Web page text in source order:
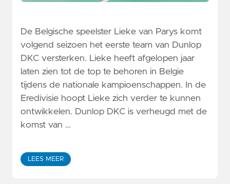
De Belgische speelster Lieke van Parys komt
volgend seizoen het eerste team van Dunlop
DKC versterken. Lieke heeft afgelopen jaar
laten zien tot de top te behoren in Belgie
tijdens de nationale kampioenschappen. In de
Eredivisie hoopt Lieke zich verder te kunnen
ontwikkelen. Dunlop DKC is verheugd met de
komst van …
LEES MEER